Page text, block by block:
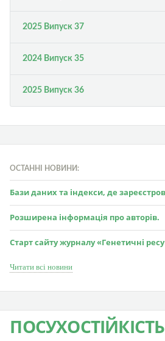
2025 Випуск 37
2024 Випуск 35
2025 Випуск 36
ОСТАННІ НОВИНИ:
Бази даних та індекси, де
Розширена інформація про авторів.
Старт сайту журналу «Генетичні
Читати всі новини